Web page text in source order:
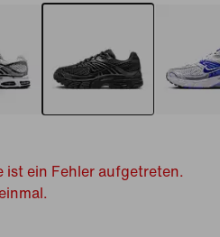
ist ein Fehler aufgetreten.